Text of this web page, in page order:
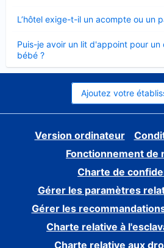
L’hôtel exige-t-il un acompte ou un
fermé
Puis-je avoir un lit d'appoint pour un
bébé ?
fermé
Ajoutez votre
Version ordinateur
Fonctionnement de
Charte de
Gérer les paramètres
Gérer les
Charte relative à
Charte relative aux